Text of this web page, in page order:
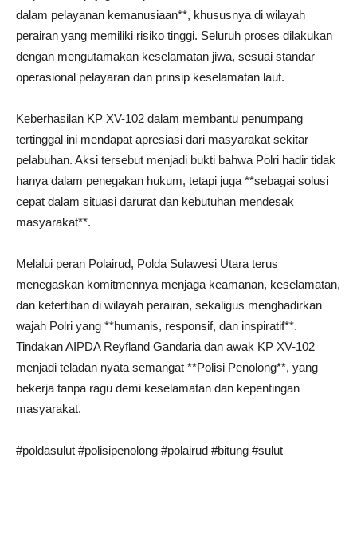
dalam pelayanan kemanusiaan**, khususnya di wilayah
perairan yang memiliki risiko tinggi. Seluruh proses dilakukan
dengan mengutamakan keselamatan jiwa, sesuai standar
operasional pelayaran dan prinsip keselamatan laut.
Keberhasilan KP XV-102 dalam membantu penumpang
tertinggal ini mendapat apresiasi dari masyarakat sekitar
pelabuhan. Aksi tersebut menjadi bukti bahwa Polri hadir tidak
hanya dalam penegakan hukum, tetapi juga **sebagai solusi
cepat dalam situasi darurat dan kebutuhan mendesak
masyarakat**.
Melalui peran Polairud, Polda Sulawesi Utara terus
menegaskan komitmennya menjaga keamanan, keselamatan,
dan ketertiban di wilayah perairan, sekaligus menghadirkan
wajah Polri yang **humanis, responsif, dan inspiratif**.
Tindakan AIPDA Reyfland Gandaria dan awak KP XV-102
menjadi teladan nyata semangat **Polisi Penolong**, yang
bekerja tanpa ragu demi keselamatan dan kepentingan
masyarakat.
#poldasulut #polisipenolong #polairud #bitung #sulut